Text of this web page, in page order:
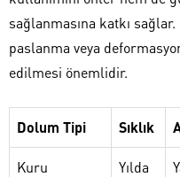
sağlanmasına katkı
paslanma veya
edilmesi önemlidir.
Dolum Tipi Sıklık
Kuru
Yılda